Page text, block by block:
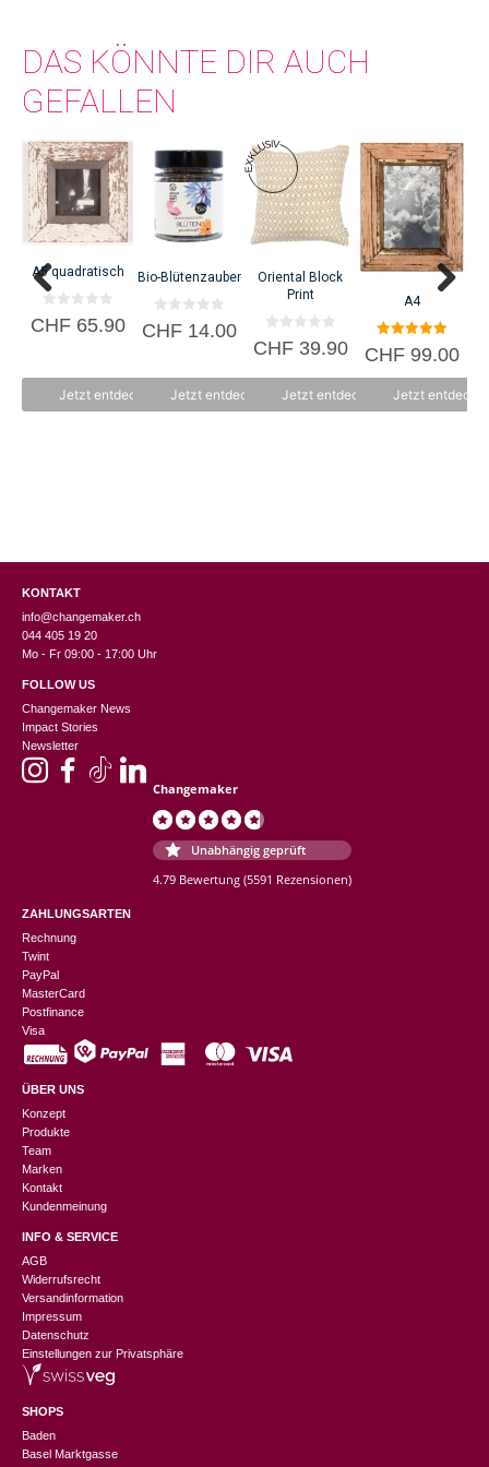
DAS KÖNNTE DIR AUCH
GEFALLEN
A5 quadratisch
0
v
CHF65.90
Jetzt entdecken
Bio-Blütenzauber
0
v
5
CHF14.00
Jetzt entdecken
Oriental Block
Print
0
v
n
CHF39.90
Jetzt entdecken
A4
5.00
von 5
CHF99.00
Jetzt
KONTAKT
info@changemaker.ch
044 405 19 20
Mo - Fr 09:00 - 17:00 Uhr
FOLLOW US
Changemaker News
Impact Stories
Newsletter
Changemaker
Unabhängig geprüft
4.79 Bewertung (5591 Rezensionen)
ZAHLUNGSARTEN
Rechnung
Twint
PayPal
MasterCard
Postfinance
Visa
ÜBER UNS
Konzept
Produkte
Team
Marken
Kontakt
Kundenmeinung
INFO & SERVICE
AGB
Widerrufsrecht
Versandinformation
Impressum
Datenschutz
Einstellungen zur Privatsphäre
SHOPS
Baden
Basel Marktgasse